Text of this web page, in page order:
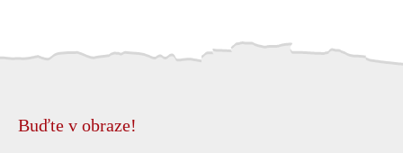
Buďte v obraze!